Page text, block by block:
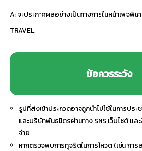
A: จะประกาศผลอย่างเป็นทางการในหน้าเพจพิเ
TRAVEL
ข้อควรระวัง
รูปที่ส่งเข้าประกวดอาจถูกนำไปใช้ในการปร
และบริษัทพันธมิตรผ่านทาง SNS เว็บไซต์ แล
จ่าย
หากตรวจพบการทุจริตในการโหวต (เช่น กา